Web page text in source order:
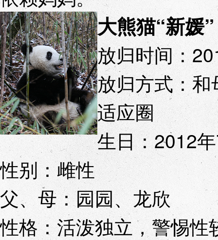
大熊猫“新媛”
放归时间：
放归方式：
适应圈
生日：2012
性别：雌性
父、母：园园、龙欣
性格：活泼独立，警惕